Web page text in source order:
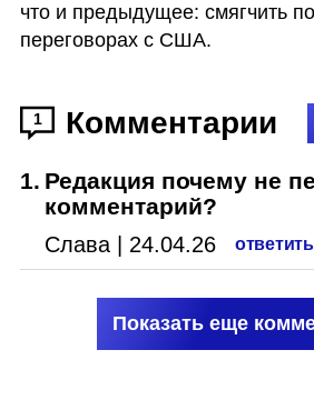
что и предыдущее: смягчить
переговорах с США.
1 Комментарии
1. Редакция почему не
комментарий?
Слава | 24.04.26
Показать еще